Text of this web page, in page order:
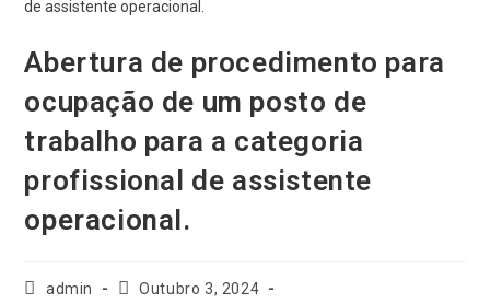
Abertura de procedimento para
ocupação de um posto de
trabalho para a categoria
profissional de assistente
operacional.
admin
Outubro 3, 2024